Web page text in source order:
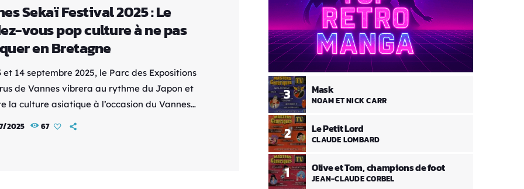
Sekaï Festival 2025 : Le
vous pop culture à ne pas
en Bretagne
et 14 septembre 2025, le Parc des Expositions
de Vannes vibrera au rythme du Japon et
la culture asiatique à l’occasion du Vannes
Ce grand rendez-vous devenu
2025 67
1 Olive et Tom, champions de foot
JEAN-CLAUDE CORBEL
2 Le Petit Lord
CLAUDE LOMBARD
3 Mask
NOAM ET NICK CARR